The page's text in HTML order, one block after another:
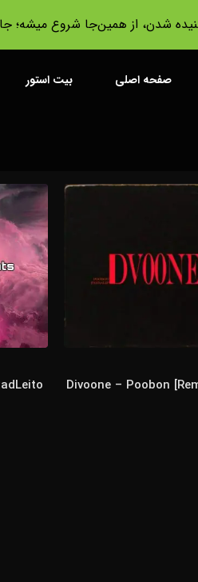
شدن، از همین‌جا شروع
صفحه اصلی بیت استور
Divoone – Poobon